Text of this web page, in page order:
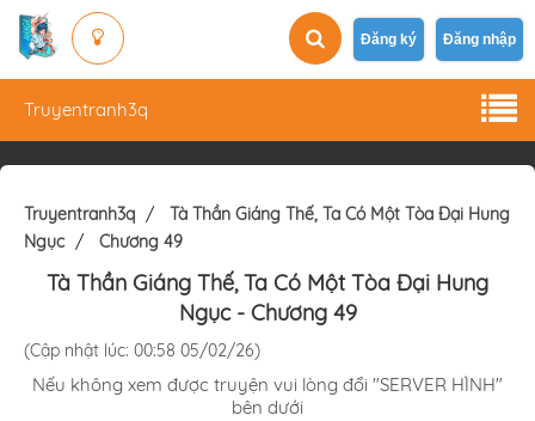
Đăng ký Đăng nhập
Truyentranh3q
Truyentranh3q
Tà Thần Giáng Thế, Ta Có Một Tòa Đại Hung
Ngục
Chương 49
Tà Thần Giáng Thế, Ta Có Một Tòa Đại Hung
Ngục- Chương 49
(Cập nhật lúc: 00:58 05/02/26)
Nếu không xem được truyện vui lòng đổi "SERVER HÌNH"
bên dưới